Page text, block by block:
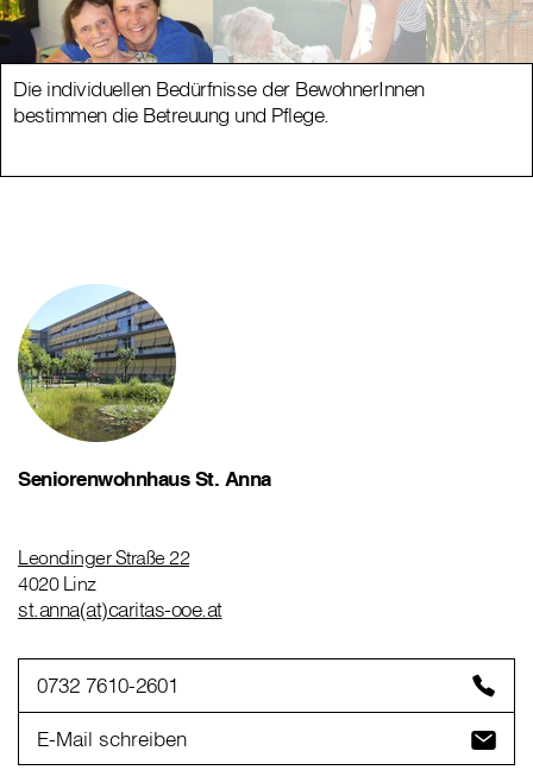
Die individuellen Bedürfnisse der BewohnerInnen
bestimmen die Betreuung und Pflege.
Seniorenwohnhaus St. Anna
Leondinger Straße 22
4020 Linz
st.anna(at)caritas-ooe.at
0732 7610-2601
E-Mail schreiben